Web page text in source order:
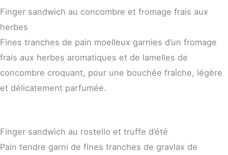
Finger sandwich au concombre et fromage frais aux
herbes
Fines tranches de pain moelleux garnies d’un fromage
frais aux herbes aromatiques et de lamelles de
concombre croquant, pour une bouchée fraîche, légère
et délicatement parfumée.
Finger sandwich au rostello et truffe d’été
Pain tendre garni de fines tranches de gravlax de